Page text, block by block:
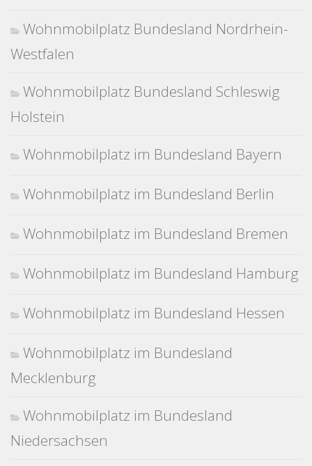
Wohnmobilplatz Bundesland Nordrhein-
Westfalen
Wohnmobilplatz Bundesland Schleswig
Holstein
Wohnmobilplatz im Bundesland Bayern
Wohnmobilplatz im Bundesland Berlin
Wohnmobilplatz im Bundesland Bremen
Wohnmobilplatz im Bundesland Hamburg
Wohnmobilplatz im Bundesland Hessen
Wohnmobilplatz im Bundesland
Mecklenburg
Wohnmobilplatz im Bundesland
Niedersachsen